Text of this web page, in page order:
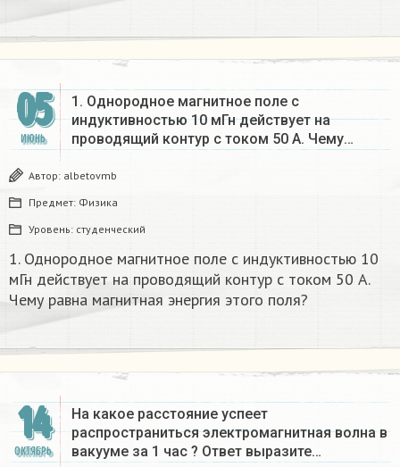
05
ИЮНЬ
1. Однородное магнитное поле с
индуктивностью 10 мГн действует на
проводящий контур с током 50 А. Чему…
Автор: albetovmb
Предмет: Физика
Уровень: студенческий
1. Однородное магнитное поле с индуктивностью 10
мГн действует на проводящий контур с током 50 А.
Чему равна магнитная энергия этого поля?
14
ОКТЯБРЬ
На какое расстояние успеет
распространиться электромагнитная волна в
вакууме за 1 час ? Ответ выразите…